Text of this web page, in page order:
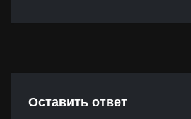
Оставить ответ